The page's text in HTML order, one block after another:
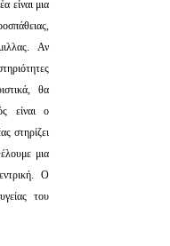
είναι μια
Αν
θα
είναι ο
στηρίζει
μια
Ο
του